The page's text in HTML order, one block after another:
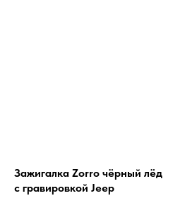
Зажигалка Zorro чёрный лёд
с гравировкой Jeep